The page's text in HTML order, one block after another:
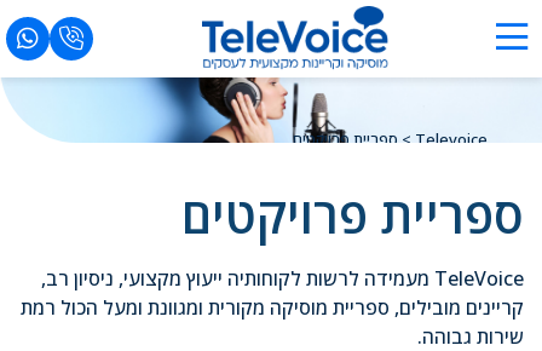
Televoice
>ספריית פרויקטים
ספריית פרויקטים
TeleVoice מעמידה לרשות לקוחותיה ייעוץ מקצועי, ניסיון רב,
קריינים מובילים, ספריית מוסיקה מקורית ומגוונת ומעל הכול רמת
שירות גבוהה.